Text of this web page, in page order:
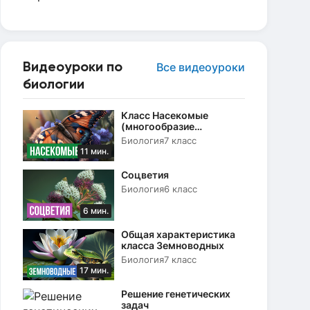
Видеоуроки по
биологии
Все видеоуроки
11 мин.
Класс Насекомые
(многообразие
насекомых, их роль в
Биология7 класс
6 мин.
Соцветия
Биология6 класс
17 мин.
Общая характеристика
класса Земноводных
Биология7 класс
Решение генетических
задач